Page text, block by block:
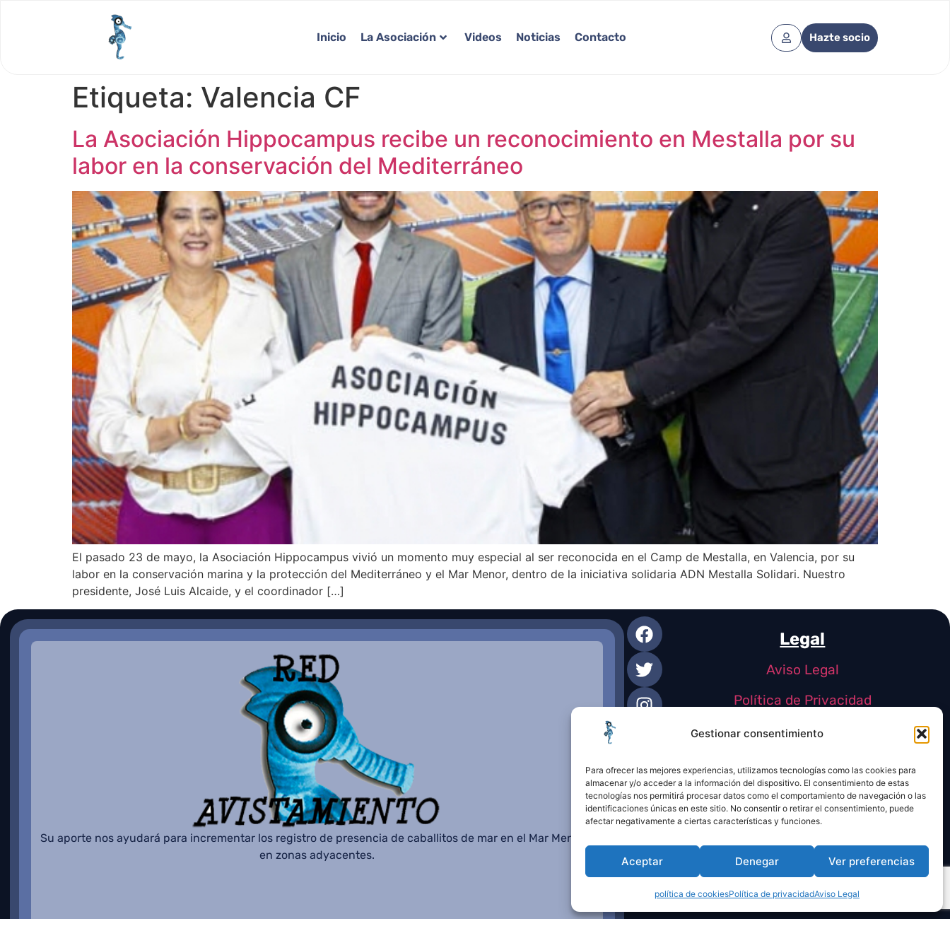
Gestionar consentimiento
Para ofrecer las mejores experiencias, utilizamos tecnologías como las cookies para
almacenar y/o acceder a la información del dispositivo. El consentimiento de estas
tecnologías nos permitirá procesar datos como el comportamiento de navegación o las
identificaciones únicas en este sitio. No consentir o retirar el consentimiento, puede
afectar negativamente a ciertas características y funciones.
Aceptar Denegar Ver preferencias
política de cookiesPolítica de privacidadAviso Legal
Inicio La Asociación Videos Noticias Contacto Hazte socio
Etiqueta: Valencia CF
La Asociación Hippocampus recibe un reconocimiento en Mestalla por su
labor en la conservación del Mediterráneo
El pasado 23 de mayo, la Asociación Hippocampus vivió un momento muy especial al ser reconocida en el Camp de Mestalla, en Valencia, por su
labor en la conservación marina y la protección del Mediterráneo y el Mar Menor, dentro de la iniciativa solidaria ADN Mestalla Solidari. Nuestro
presidente, José Luis Alcaide, y el coordinador […]
Su aporte nos ayudará para incrementar los registro de presencia de caballitos de mar en el Mar Menor o
en zonas adyacentes.
Legal
Aviso Legal
Política de Privacidad
Política de Cookies